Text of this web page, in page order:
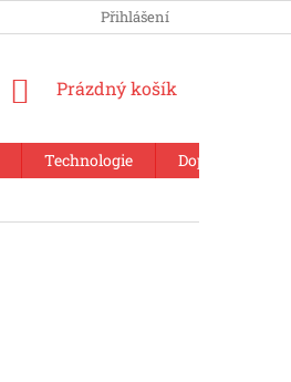
Přihlášení
NÁKUPNÍ
Prázdný košík
Technologie
Doplňkový